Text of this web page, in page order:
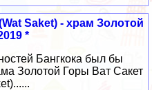
Saket) - храм Золотой
*
Бангкока был бы
Золотой Горы Ват Сакет